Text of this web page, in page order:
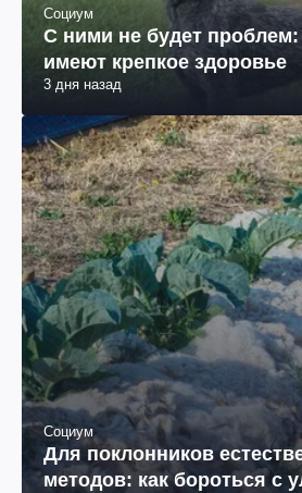
Социум
С ними не будет проблем:
имеют крепкое здоровье
3 дня назад
Социум
Для поклонников
методов: как бороться с